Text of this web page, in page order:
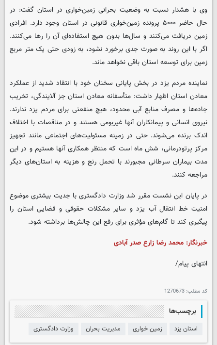
وی با هشدار نسبت به وضعیت بحرانی زمین‌خواری در استان گفت: در
حال حاضر ۵۰۰۰ پرونده زمین‌خواری قانونی در استان وجود دارد. افرادی
زمین دریافت می‌کنند و سال‌ها بدون هیچ استفاده‌ای آن را رها می‌کنند.
اگر با این روند به صورت جدی برخورد نشود، به زودی حتی یک متر مربع
زمین برای توسعه استان باقی نخواهد ماند.
نماینده مردم یزد در بخش پایانی سخنان خود با انتقاد شدید از عملکرد
معادن استان اظهار داشت: متأسفانه معادن استان جز آلایندگی، تخریب
جاده‌ها و مصرف منابع آبی محدود، هیچ منفعتی برای مردم یزد ندارند.
نیروی انسانی و پیمانکاران آنها غیربومی هستند و در مناقصات با اختلاف
اندک برنده می‌شوند. حتی در زمینه مسئولیت‌های اجتماعی مانند تجهیز
مرکز پرتودرمانی، شش ماه است که منتظر همکاری آنها هستیم و در این
مدت بیماران سرطانی مجبورند با تحمل رنج و هزینه به استان‌های دیگر
مراجعه کنند.
در پایان این نشست مقرر شد وزارت دادگستری با جدیت بیشتری موضوع
امنیت خط انتقال آب یزد و سایر مشکلات حقوقی و قضایی استان را
پیگیری کند تا گام‌های مؤثری برای رفع این چالش‌ها برداشته شود.
خبرنگار: محمد رضا زارع صدر آبادی
انتهای پیام/
کد مطلب: 1270673
برچسب‌ها
استان یزد زمین خواری مدیریت بحران وزارت دادگستری